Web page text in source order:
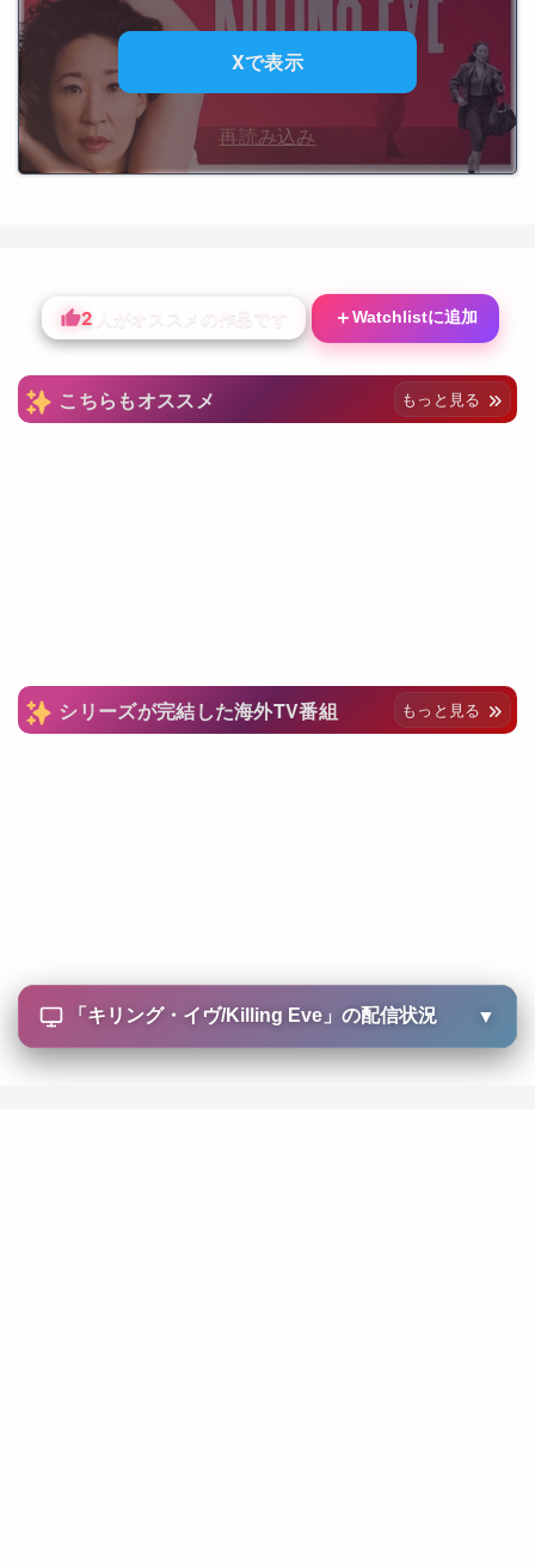
Xで表示
再読み込み
2 人がオススメの作品です ＋Watchlistに追加
こちらもオススメ もっと見る
シリーズが完結した海外TV番組 もっと見る
「 キリング・イヴ/Killing Eve」の配信状況 ▼